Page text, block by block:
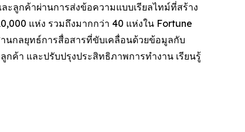
ะลูกค้าผ่านการส่งข้อความแบบเรียลไทม์ที่สร้าง
แห่ง รวมถึงมากกว่า 40 แห่งใน Fortune
นกลยุทธ์การสื่อสารที่ขับเคลื่อนด้วยข้อมูลกับ
ค้า และปรับปรุงประสิทธิภาพการทำงาน เรียนรู้